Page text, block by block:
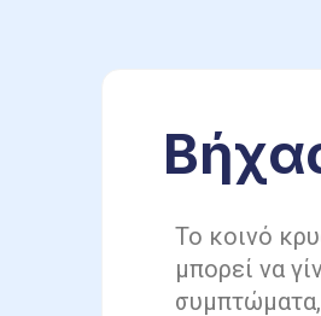
Το κοινό
μπορεί να
συμπτώματα,